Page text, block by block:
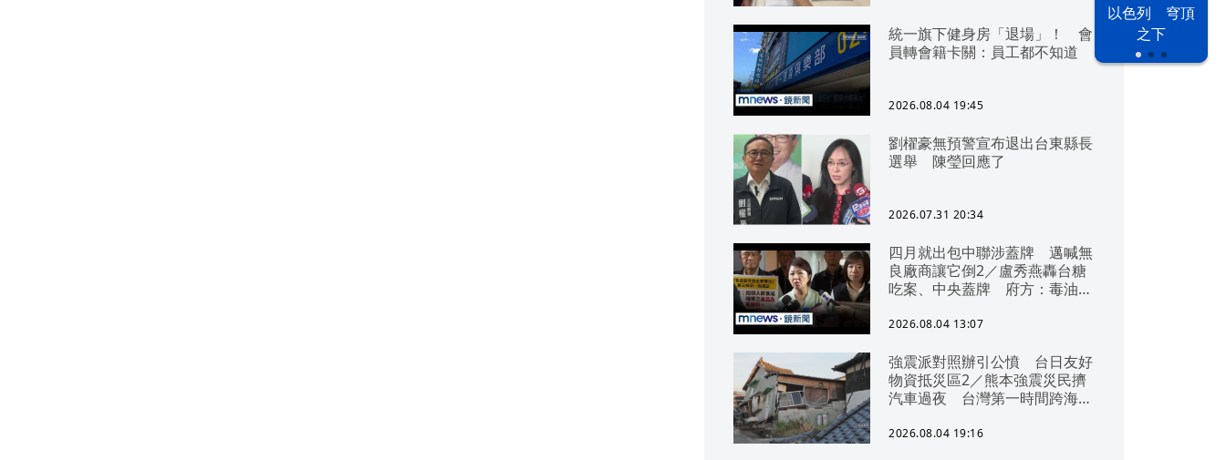
以色列 穹頂
之下
統一旗下健身房「退場」！ 會
員轉會籍卡關：員工都不知道
2026.08.04 19:45
劉櫂豪無預警宣布退出台東縣長
選舉 陳瑩回應了
2026.07.31 20:34
四月就出包中聯涉蓋牌 邁喊無
良廠商讓它倒2／盧秀燕轟台糖
吃案、中央蓋牌 府方：毒油一
2026.08.04 13:07
強震派對照辦引公憤 台日友好
物資抵災區2／熊本強震災民擠
汽車過夜 台灣第一時間跨海急
2026.08.04 19:16